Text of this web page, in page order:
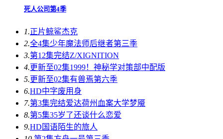
死人公司第4季
1.正片鲸鲨杰克
2.全4集少年魔法师后继者第三季
3.第12集完结Z/XIGNITION
4.更新至02集1999！神秘学对策部中配版
5.更新至02集有兽焉第六季
6.HD中字废用身
7.第3集完结爱达荷州血案大学梦魇
8.第5集35岁了还谈什么恋爱
9.HD国语陌生的旅人